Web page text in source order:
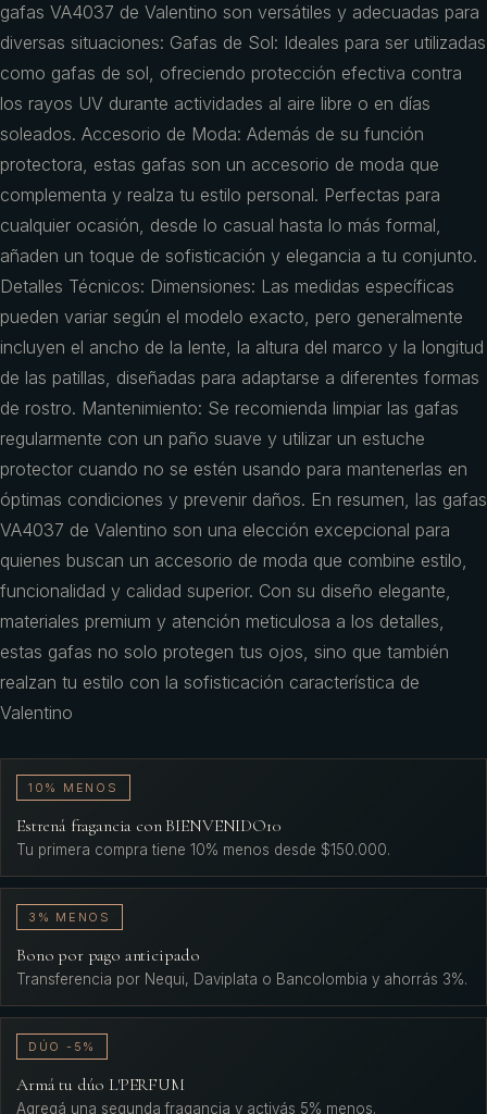
gafas VA4037 de Valentino son versátiles y adecuadas para
diversas situaciones: Gafas de Sol: Ideales para ser utilizadas
como gafas de sol, ofreciendo protección efectiva contra
los rayos UV durante actividades al aire libre o en días
soleados. Accesorio de Moda: Además de su función
protectora, estas gafas son un accesorio de moda que
complementa y realza tu estilo personal. Perfectas para
cualquier ocasión, desde lo casual hasta lo más formal,
añaden un toque de sofisticación y elegancia a tu conjunto.
Detalles Técnicos: Dimensiones: Las medidas específicas
pueden variar según el modelo exacto, pero generalmente
incluyen el ancho de la lente, la altura del marco y la longitud
de las patillas, diseñadas para adaptarse a diferentes formas
de rostro. Mantenimiento: Se recomienda limpiar las gafas
regularmente con un paño suave y utilizar un estuche
protector cuando no se estén usando para mantenerlas en
óptimas condiciones y prevenir daños. En resumen, las gafas
VA4037 de Valentino son una elección excepcional para
quienes buscan un accesorio de moda que combine estilo,
funcionalidad y calidad superior. Con su diseño elegante,
materiales premium y atención meticulosa a los detalles,
estas gafas no solo protegen tus ojos, sino que también
realzan tu estilo con la sofisticación característica de
Valentino
10% MENOS
Estrená fragancia con BIENVENIDO10
Tu primera compra tiene 10% menos desde $150.000.
3% MENOS
Bono por pago anticipado
Transferencia por Nequi, Daviplata o Bancolombia y ahorrás 3%.
DÚO -5%
Armá tu dúo L'PERFUM
Agregá una segunda fragancia y activás 5% menos.